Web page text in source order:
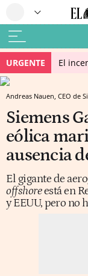
URGENTE El
Andreas Nauen, CEO de
Siemens
eólica
ausencia
El gigante de
offshoreestá en
y EEUU, pero no